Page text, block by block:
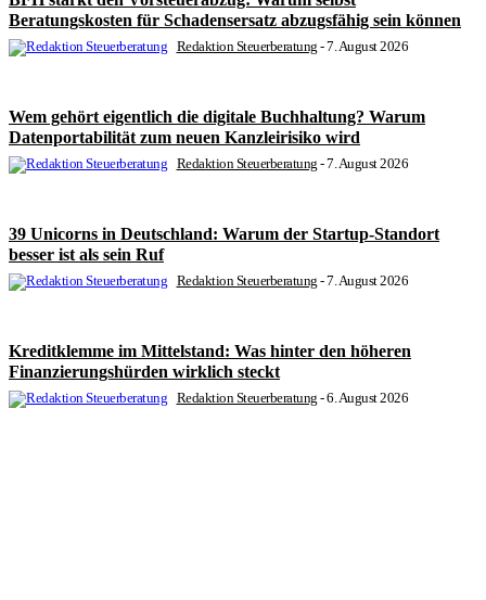
Beratungskosten für Schadensersatz abzugsfähig sein können
Redaktion Steuerberatung -7. August 2026
Wem gehört eigentlich die digitale Buchhaltung? Warum
Datenportabilität zum neuen Kanzleirisiko wird
Redaktion Steuerberatung -7. August 2026
39 Unicorns in Deutschland: Warum der Startup-Standort
besser ist als sein Ruf
Redaktion Steuerberatung -7. August 2026
Kreditklemme im Mittelstand: Was hinter den höheren
Finanzierungshürden wirklich steckt
Redaktion Steuerberatung -6. August 2026